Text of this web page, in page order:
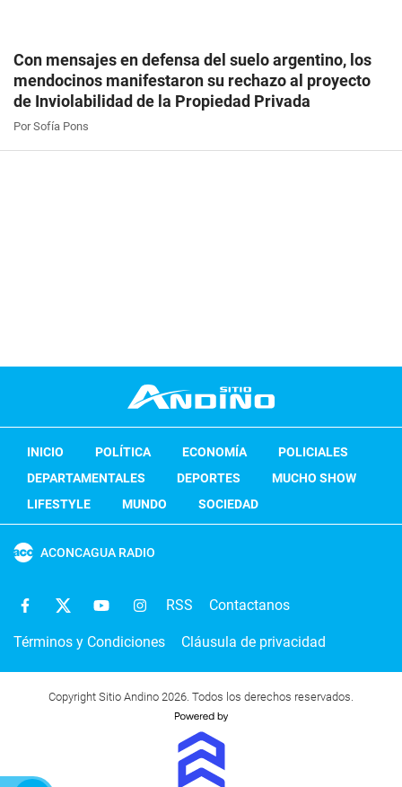
Con mensajes en defensa del suelo argentino, los
mendocinos manifestaron su rechazo al proyecto
de Inviolabilidad de la Propiedad Privada
Por Sofía Pons
INICIO POLÍTICA ECONOMÍA
POLICIALES
DEPARTAMENTALES
DEPORTES
MUCHO SHOW
LIFESTYLE
MUNDO SOCIEDAD
ACONCAGUA RADIO
RSS Contactanos
Términos y Condiciones Cláusula de privacidad
Copyright Sitio Andino 2026. Todos los derechos reservados.